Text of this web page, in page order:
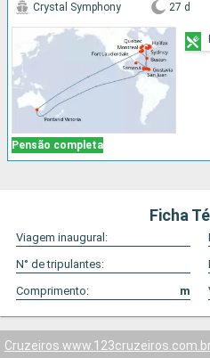
Pensão completa
Crystal Symphony 27 d
Ficha
Viagem inaugural:
N° de tripulantes:
Comprimento:
m
Cruzeiros www.123cruzeiros.com.br